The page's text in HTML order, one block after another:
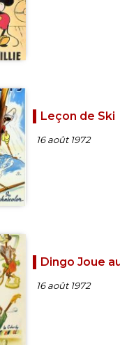
Leçon de Ski
16 août 1972
Dingo Joue
16 août 1972